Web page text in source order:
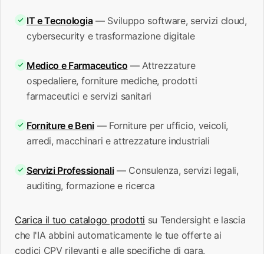
IT e Tecnologia— Sviluppo software, servizi cloud,
cybersecurity e trasformazione digitale
Medico e Farmaceutico — Attrezzature
ospedaliere, forniture mediche, prodotti
farmaceutici e servizi sanitari
Forniture e Beni— Forniture per ufficio, veicoli,
arredi, macchinari e attrezzature industriali
Servizi Professionali— Consulenza, servizi legali,
auditing, formazione e ricerca
Carica il tuo catalogo prodotti su Tendersight e lascia
che l'IA abbini automaticamente le tue offerte ai
codici CPV rilevanti e alle specifiche di gara.